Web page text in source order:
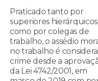
Praticado tanto por
superiores hierárquicos
como por colegas de
trabalho, o assédio
no trabalho é
crime desde a
da Lei 4742/2001, em